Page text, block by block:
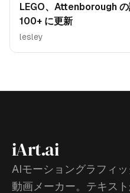
LEGO、Attenborough
100+ に更新
lesley
iArt.ai
AIモーショングラフィ
動画メーカー。テキス